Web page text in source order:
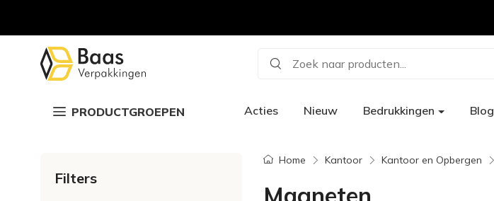
Zoek naar producten...
PRODUCTGROEPEN Acties Nieuw Bedrukkingen Blog
Filters
Home Kantoor Kantoor en Opbergen
Magneten